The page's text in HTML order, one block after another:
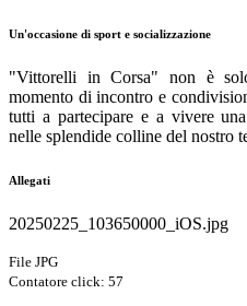
Un'occasione di sport e socializzazione
"Vittorelli in Corsa" non è
momento di incontro e
tutti a partecipare e a vivere
nelle splendide colline del nostro
Allegati
20250225_103650000_iOS.jpg
File JPG
Contatore click: 57